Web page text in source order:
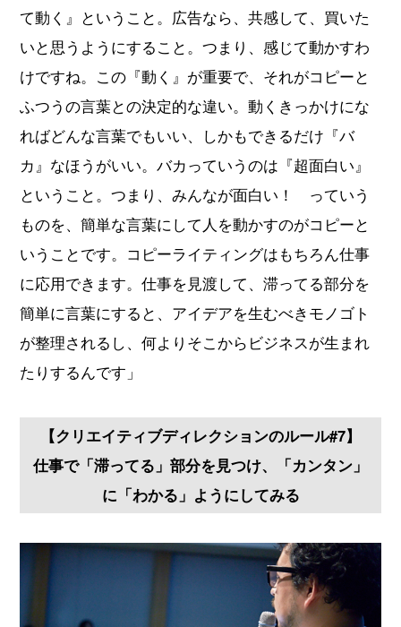
て動く』ということ。広告なら、共感して、買いた
いと思うようにすること。つまり、感じて動かすわ
けですね。この『動く』が重要で、それがコピーと
ふつうの言葉との決定的な違い。動くきっかけにな
ればどんな言葉でもいい、しかもできるだけ『バ
カ』なほうがいい。バカっていうのは『超面白い』
ということ。つまり、みんなが面白い！ っていう
ものを、簡単な言葉にして人を動かすのがコピーと
いうことです。コピーライティングはもちろん仕事
に応用できます。仕事を見渡して、滞ってる部分を
簡単に言葉にすると、アイデアを生むべきモノゴト
が整理されるし、何よりそこからビジネスが生まれ
たりするんです」
【クリエイティブディレクションのルール#7】
仕事で「滞ってる」部分を見つけ、「カンタン」
に「わかる」ようにしてみる